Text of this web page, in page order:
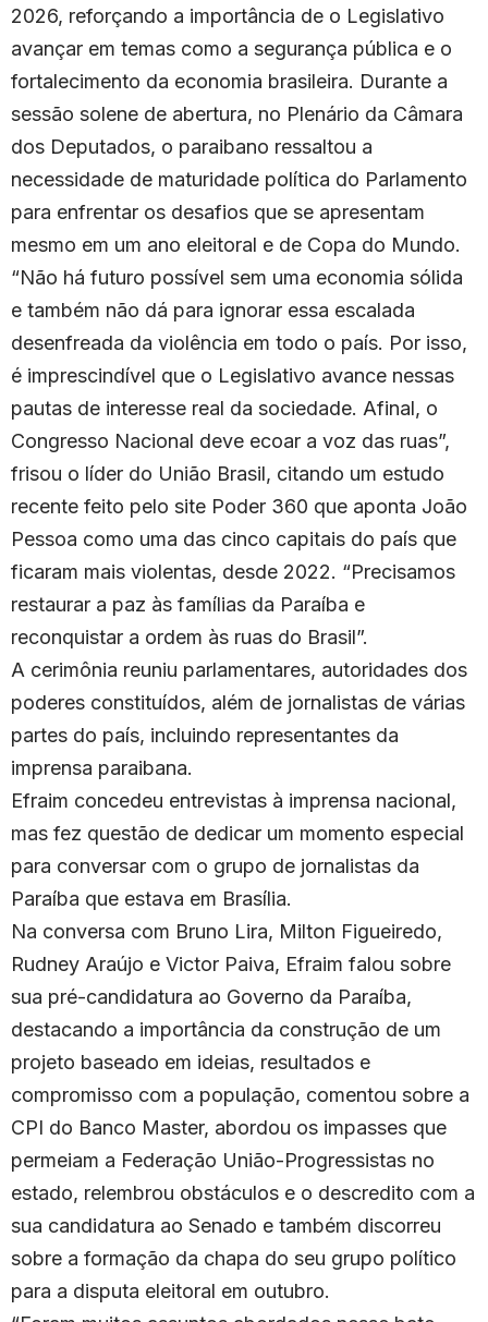
2026, reforçando a importância de o Legislativo
avançar em temas como a segurança pública e o
fortalecimento da economia brasileira. Durante a
sessão solene de abertura, no Plenário da Câmara
dos Deputados, o paraibano ressaltou a
necessidade de maturidade política do Parlamento
para enfrentar os desafios que se apresentam
mesmo em um ano eleitoral e de Copa do Mundo.
“Não há futuro possível sem uma economia sólida
e também não dá para ignorar essa escalada
desenfreada da violência em todo o país. Por isso,
é imprescindível que o Legislativo avance nessas
pautas de interesse real da sociedade. Afinal, o
Congresso Nacional deve ecoar a voz das ruas”,
frisou o líder do União Brasil, citando um estudo
recente feito pelo site Poder 360 que aponta João
Pessoa como uma das cinco capitais do país que
ficaram mais violentas, desde 2022. “Precisamos
restaurar a paz às famílias da Paraíba e
reconquistar a ordem às ruas do Brasil”.
A cerimônia reuniu parlamentares, autoridades dos
poderes constituídos, além de jornalistas de várias
partes do país, incluindo representantes da
imprensa paraibana.
Efraim concedeu entrevistas à imprensa nacional,
mas fez questão de dedicar um momento especial
para conversar com o grupo de jornalistas da
Paraíba que estava em Brasília.
Na conversa com Bruno Lira, Milton Figueiredo,
Rudney Araújo e Victor Paiva, Efraim falou sobre
sua pré-candidatura ao Governo da Paraíba,
destacando a importância da construção de um
projeto baseado em ideias, resultados e
compromisso com a população, comentou sobre a
CPI do Banco Master, abordou os impasses que
permeiam a Federação União-Progressistas no
estado, relembrou obstáculos e o descredito com a
sua candidatura ao Senado e também discorreu
sobre a formação da chapa do seu grupo político
para a disputa eleitoral em outubro.